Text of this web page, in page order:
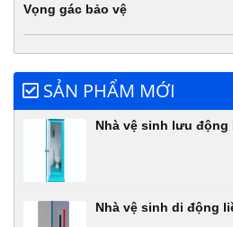
Vọng gác bảo vệ
SẢN PHẨM MỚI
Nhà vệ sinh lưu động
Nhà vệ sinh di động